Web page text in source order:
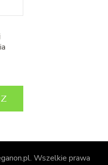
. Wszelkie prawa